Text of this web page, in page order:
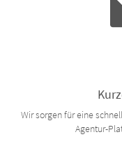
Wir sorgen für eine
Agentur-